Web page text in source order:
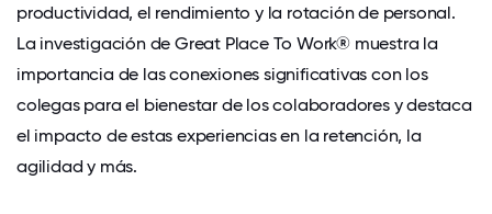
productividad, el rendimiento y la rotación de personal.
La investigación de Great Place To Work® muestra la
importancia de las conexiones significativas con los
colegas parael bienestar de los colaboradoresy destaca
el impacto de estas experiencias en la retención, la
agilidad y más.